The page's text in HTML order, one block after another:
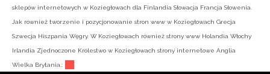
sklepów internetowych w Koziegłowach dla Finlandia Słowacja Francja Słowenia.
Jak również tworzenie i pozycjonowanie stron www w Koziegłowach Grecja
Szwecja Hiszpania Węgry. W Koziegłowach również strony www Holandia Włochy
Irlandia Zjednoczone Królestwo w Koziegłowach strony internetowe Anglia
Wielka Brytania.: